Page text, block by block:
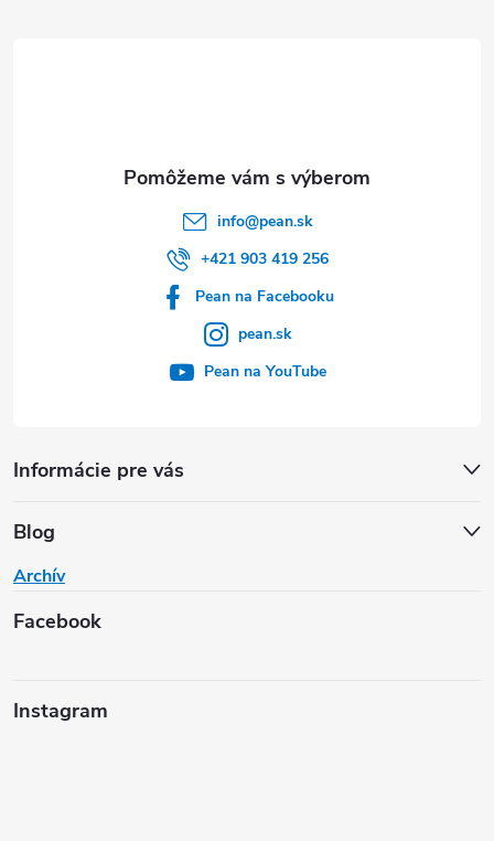
Informácie pre vás
Blog
Archív
Facebook
info@pean.sk
+421 903 419 256
Pean na Facebooku
pean.sk
Pean na YouTube
Instagram